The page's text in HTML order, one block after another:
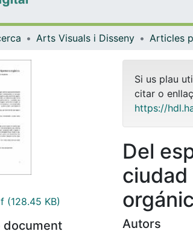
Arts Visuals i Disseny
(128.45 KB)
document
Si us plau
citar o
https://
Del
Autors